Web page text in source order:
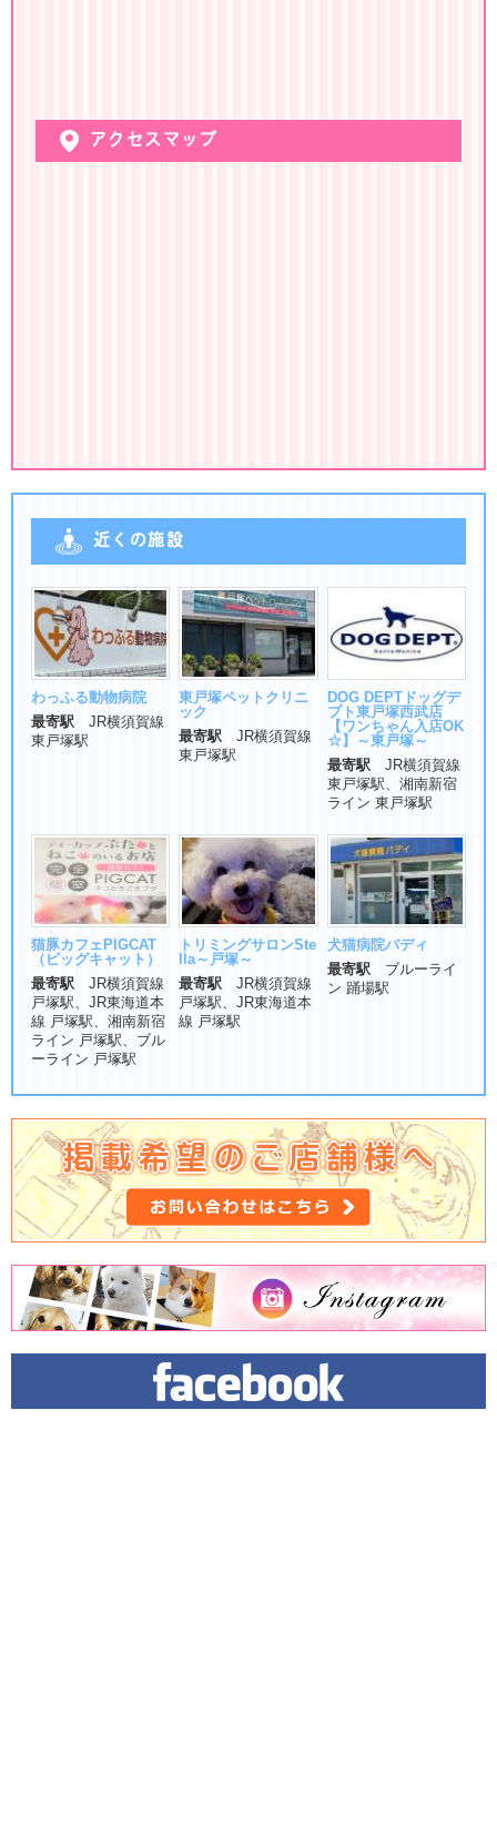
アクセスマップ
近くの施設
わっふる動物病院
最寄駅
JR横須賀線
東戸塚駅
東戸塚ペットクリニ
ック
最寄駅
JR横須賀線
東戸塚駅
DOG DEPTドッグデ
プト東戸塚西武店
【ワンちゃん入店OK
☆】～東戸塚～
最寄駅
JR横須賀線
東戸塚駅、湘南新宿
ライン 東戸塚駅
猫豚カフェPIGCAT
（ピッグキャット）
最寄駅
JR横須賀線
戸塚駅、JR東海道本
線 戸塚駅、湘南新宿
ライン 戸塚駅、ブル
ーライン 戸塚駅
トリミングサロンSte
lla～戸塚～
最寄駅
JR横須賀線
戸塚駅、JR東海道本
線 戸塚駅
犬猫病院バディ
最寄駅
ブルーライ
ン 踊場駅